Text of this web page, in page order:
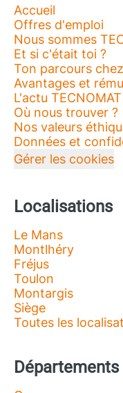
Accueil
Offres d'emploi
Nous sommes
Et si c'était toi ?
Ton parcours
Avantages et
L'actu TECNOMAT
Où nous trouver ?
Nos valeurs
Données et
Gérer les cookies
Localisations
Le Mans
Montlhéry
Fréjus
Toulon
Montargis
Siège
Toutes les
Départements